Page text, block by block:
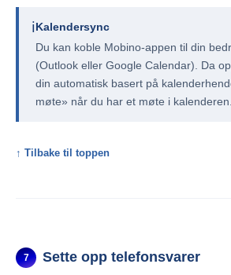
ℹ️Kalendersync
Du kan koble Mobino-appen til din
(Outlook eller Google Calendar). Da
din automatisk basert på
møte» når du har et møte i kalenderen.
↑ Tilbake til toppen
7 Sette opp telefonsvarer